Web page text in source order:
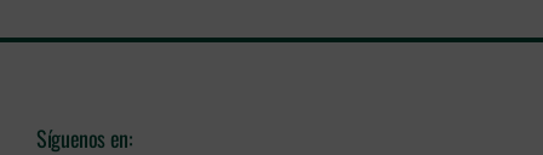
Síguenos en: